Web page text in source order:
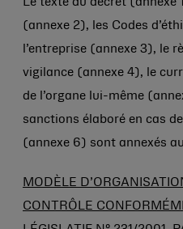
Le texte du décret (annexe
(annexe 2), les Codes
l’entreprise (annexe 3), le
vigilance (annexe 4), le
de l’organe lui-même
sanctions élaboré en cas
(annexe 6) sont annexés
MODÈLE
CONTRÔLE